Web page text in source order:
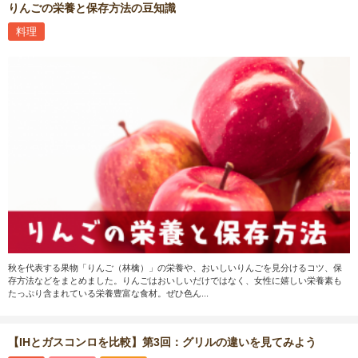
りんごの栄養と保存方法の豆知識
料理
秋を代表する果物「りんご（林檎）」の栄養や、おいしいりんごを見分けるコツ、保
存方法などをまとめました。りんごはおいしいだけではなく、女性に嬉しい栄養素も
たっぷり含まれている栄養豊富な食材。ぜひ色ん...
【IHとガスコンロを比較】第3回：グリルの違いを見てみよう